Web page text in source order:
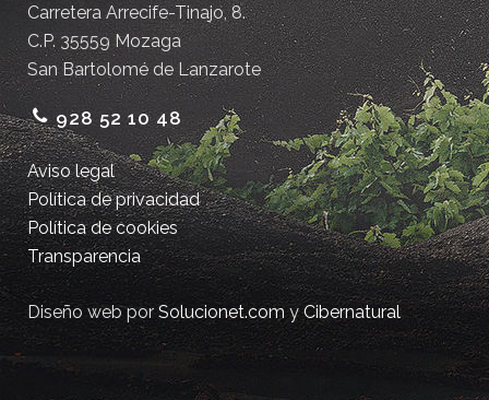
Carretera Arrecife-Tinajo, 8.
C.P. 35559 Mozaga
San Bartolomé de Lanzarote
928 52 10 48
Aviso legal
Política de privacidad
Política de cookies
Transparencia
Diseño web porSolucionet.com yCibernatural